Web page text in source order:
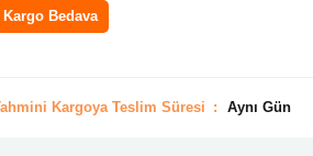
Kargo Bedava
Kargoya Teslim Süresi : Aynı Gün